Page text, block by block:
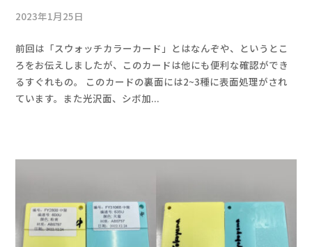
2023年1月25日
a
d
m
i
前回は「スウォッチカラーカード」とはなんぞや、というとこ
ろをお伝えしましたが、このカードは他にも便利な確認ができ
るすぐれもの。 このカードの裏面には2~3種に表面処理がされ
ています。また光沢面、シボ加...